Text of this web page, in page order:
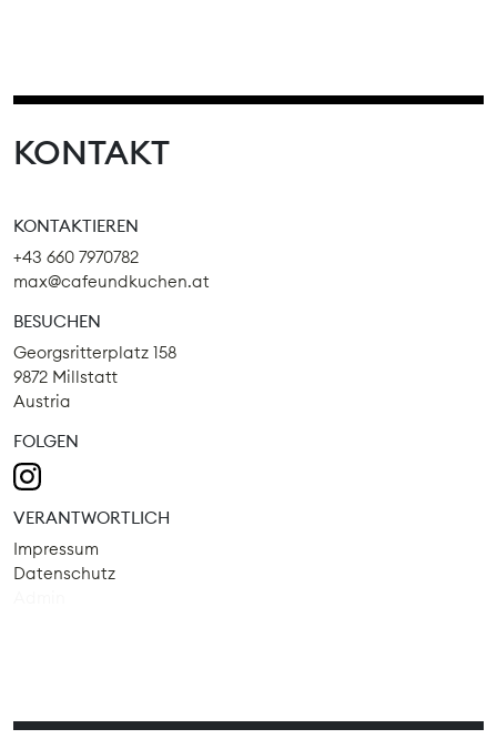
KONTAKT
KONTAKTIEREN
+43 660 7970782
max@cafeundkuchen.at
BESUCHEN
Georgsritterplatz 158
9872 Millstatt
Austria
FOLGEN
VERANTWORTLICH
Impressum
Datenschutz